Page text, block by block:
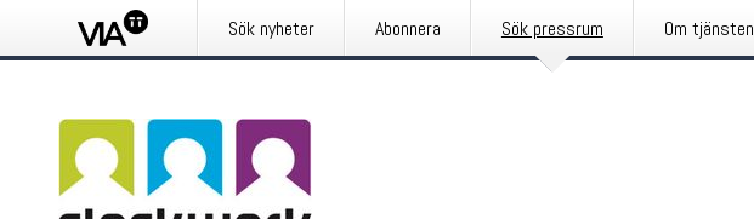
Sök nyheter Abonnera Sök pressrum Om tjänsten